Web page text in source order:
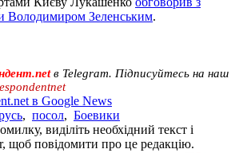
Володимиром Зеленським.
в Telegram. Підписуйтесь на наш
в Google News
, посол, Боевики
виділіть необхідний текст і
щоб повідомити про це редакцію.